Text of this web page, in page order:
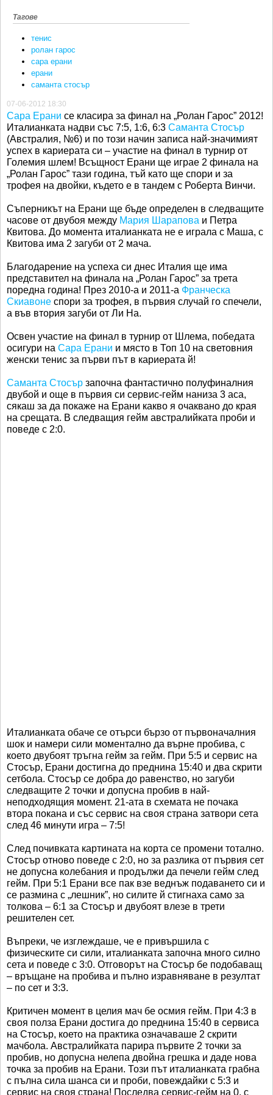
Тагове
тенис
ролан гарос
сара ерани
ерани
саманта стосър
07-06-2012 18:30
Сара Ерани се класира за финал на „Ролан Гарос” 2012!
Италианката надви със 7:5, 1:6, 6:3 Саманта Стосър
(Австралия, №6) и по този начин записа най-значимият
успех в кариерата си – участие на финал в турнир от
Големия шлем! Всъщност Ерани ще играе 2 финала на
„Ролан Гарос” тази година, тъй като ще спори и за
трофея на двойки, където е в тандем с Роберта Винчи.
Съперникът на Ерани ще бъде определен в следващите
часове от двубоя между Мария Шарапова и Петра
Квитова. До момента италианката не е играла с Маша, с
Квитова има 2 загуби от 2 мача.
Благодарение на успеха си днес Италия ще има
представител на финала на „Ролан Гарос” за трета
поредна година! През 2010-а и 2011-а Франческа
Скиавоне спори за трофея, в първия случай го спечели,
а във втория загуби от Ли На.
Освен участие на финал в турнир от Шлема, победата
осигури на Сара Ерани и място в Топ 10 на световния
женски тенис за първи път в кариерата й!
Саманта Стосър започна фантастично полуфиналния
двубой и още в първия си сервис-гейм наниза 3 аса,
сякаш за да покаже на Ерани какво я очаквано до края
на срещата. В следващия гейм австралийката проби и
поведе с 2:0.
Италианката обаче се отърси бързо от първоначалния
шок и намери сили моментално да върне пробива, с
което двубоят тръгна гейм за гейм. При 5:5 и сервис на
Стосър, Ерани достигна до преднина 15:40 и два скрити
сетбола. Стосър се добра до равенство, но загуби
следващите 2 точки и допусна пробив в най-
неподходящия момент. 21-ата в схемата не почака
втора покана и със сервис на своя страна затвори сета
след 46 минути игра – 7:5!
След почивката картината на корта се промени тотално.
Стосър отново поведе с 2:0, но за разлика от първия сет
не допусна колебания и продължи да печели гейм след
гейм. При 5:1 Ерани все пак взе веднъж подаването си и
се размина с „лешник”, но силите й стигнаха само за
толкова – 6:1 за Стосър и двубоят влезе в трети
решителен сет.
Въпреки, че изглеждаше, че е привършила с
физическите си сили, италианката започна много силно
сета и поведе с 3:0. Отговорът на Стосър бе подобаващ
– връщане на пробива и пълно изравняване в резултат
– по сет и 3:3.
Критичен момент в целия мач бе осмия гейм. При 4:3 в
своя полза Ерани достига до преднина 15:40 в сервиса
на Стосър, което на практика означаваше 2 скрити
мачбола. Австралийката парира първите 2 точки за
пробив, но допусна нелепа двойна грешка и даде нова
точка за пробив на Ерани. Този път италианката грабна
с пълна сила шанса си и проби, повеждайки с 5:3 и
сервис на своя страна! Последва сервис-гейм на 0, с